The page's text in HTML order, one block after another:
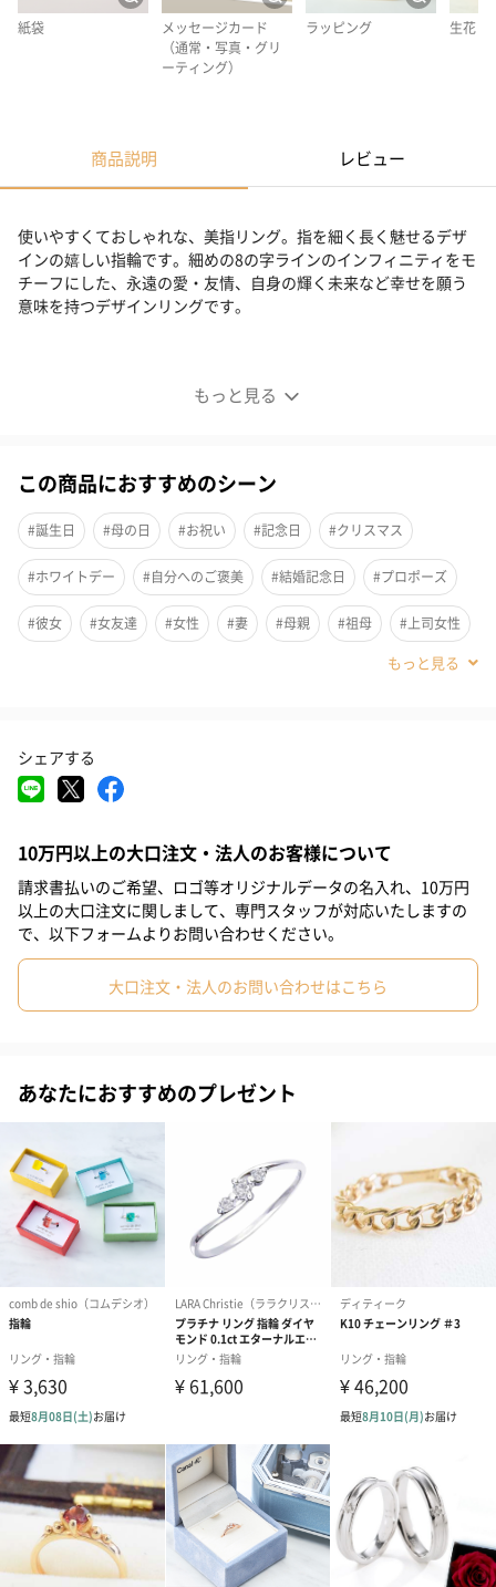
紙袋
メッセージカード
（通常・写真・グリ
ーティング）
ラッピング 生花
商品説明 レビュー
もっと見る
使いやすくておしゃれな、美指リング。指を細く長く魅せるデザ
インの嬉しい指輪です。細めの8の字ラインのインフィニティをモ
チーフにした、永遠の愛・友情、自身の輝く未来など幸せを願う
意味を持つデザインリングです。
緩やかにカーブを描いた2本のラインがクロスする高いデザイン性
と、程よいボリューム感が人気の、デザイナーズリング。
ゴージャス感もアピールいたします。
よる丁寧な爪留めと、フィニッシング・仕上げに高級プラチナ仕
っております。
誕生日、結婚祝い、記念日、結婚記念日、入学祝い、お礼、就職
祝い、バレンタイン、ホワイトデー、母の日、クリスマス、敬老
の日、ご褒美ジュエリー、自分へのご褒美など様々なシーンの贈
り物におすすめです。
選ばれ続ける4つのこだわり
この商品におすすめのシーン
#誕生日 #母の日 #お祝い #記念日 #クリスマス
#ホワイトデー #自分へのご褒美 #結婚記念日 #プロポーズ
#彼女 #女友達 #女性 #妻 #母親 #祖母 #上司女性
#30代 #40代
シェアする
10万円以上の大口注文・法人のお客様について
請求書払いのご希望、ロゴ等オリジナルデータの名入れ、10万円
以上の大口注文に関しまして、専門スタッフが対応いたしますの
で、以下フォームよりお問い合わせください。
大口注文・法人のお問い合わせはこちら
あなたにおすすめのプレゼント